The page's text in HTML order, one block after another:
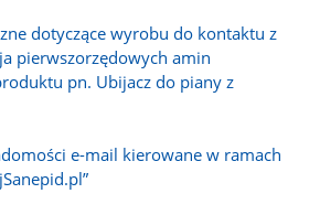
dotyczące wyrobu do kontaktu z
pierwszorzędowych amin
pn. Ubijacz do piany z
e-mail kierowane w ramach